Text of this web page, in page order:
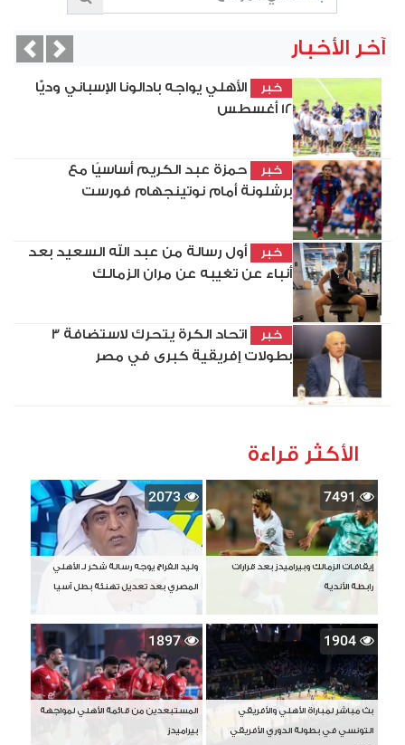
آخر الأخبار
خبر
الأهلي يواجه بادالونا الإسباني وديًّا
12 أغسطس
خبر
حمزة عبد الكريم أساسيًا مع
برشلونة أمام نوتينجهام فورست
خبر
أول رسالة من عبد الله السعيد بعد
أنباء عن تغيبه عن مران الزمالك
خبر
اتحاد الكرة يتحرك لاستضافة 3
بطولات إفريقية كبرى في مصر
Next
الأكثر قراءة
7491
إيقافات الزمالك وبيراميدز بعد قرارات
رابطة الأندية
2073
وليد الفراج يوجه رسالة شكر لـ الأهلي
المصري بعد تعديل تهنئة بطل آسيا
1904
بث مباشر لمباراة الأهلي والأفريقي
التونسي في بطولة الدوري الأفريقي
1897
المستبعدين من قائمة الأهلي لمواجهة
بيراميدز